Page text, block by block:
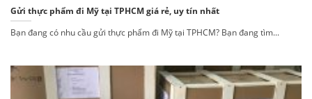
Gửi thực phẩm đi Mỹ tại TPHCM giá rẻ, uy tín nhất
Bạn đang có nhu cầu gửi thực phẩm đi Mỹ tại TPHCM? Bạn đang tìm...